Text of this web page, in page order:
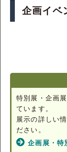
企画イベ
特別展・企画
ています。
展示の詳しい
ださい。
企画展・特